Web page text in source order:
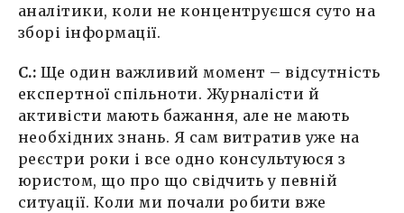
аналітики, коли не концентруєшся суто на
зборі інформації.
С.: Ще один важливий момент – відсутність
експертної спільноти. Журналісти й
активісти мають бажання, але не мають
необхідних знань. Я сам витратив уже на
реєстри роки і все одно консультуюся з
юристом, що про що свідчить у певній
ситуації. Коли ми почали робити вже